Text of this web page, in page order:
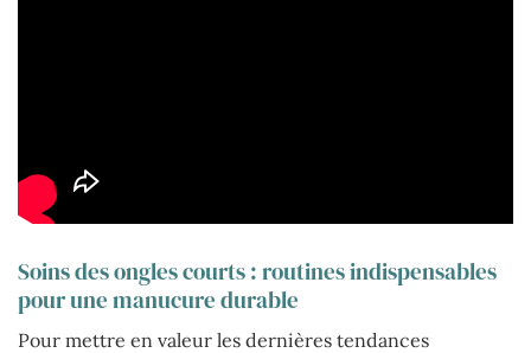
Soins des ongles courts : routines indispensables
pour une manucure durable
Pour mettre en valeur les dernières tendances